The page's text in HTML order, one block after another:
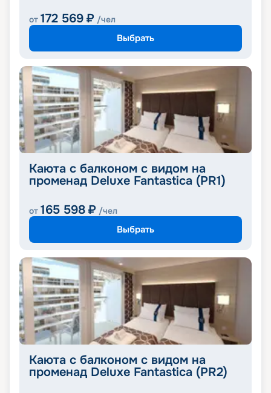
от 172 569 ₽ /чел
Выбрать
Каюта с балконом с видом на
променад Deluxe Fantastica (PR1)
от 165 598 ₽ /чел
Выбрать
Каюта с балконом с видом на
променад Deluxe Fantastica (PR2)